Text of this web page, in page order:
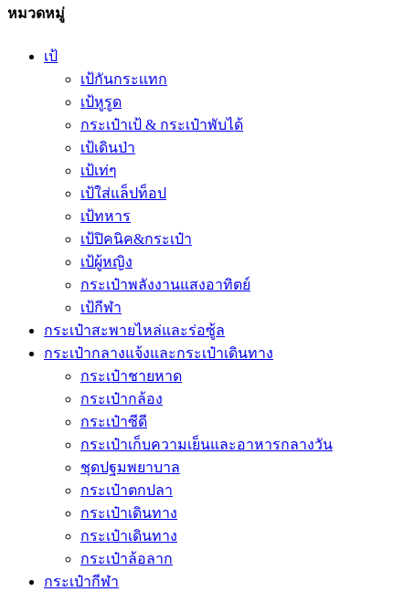
หมวดหมู่
เป้
เป้กันกระเเทก
เป้หูรูด
กระเป๋าเป้ & กระเป๋าพับได้
เป้เดินป่า
เป้เท่ๆ
เป้ใส่แล็ปท็อป
เป้ทหาร
เป้ปิคนิค&กระเป๋า
เป้ผู้หญิง
กระเป๋าพลังงานแสงอาทิตย์
เป้กีฬา
กระเป๋าสะพายไหล่และร่อซู้ล
กระเป๋ากลางแจ้งและกระเป๋าเดินทาง
กระเป๋าชายหาด
กระเป๋ากล้อง
กระเป๋าซีดี
กระเป๋าเก็บความเย็นและอาหารกลางวัน
ชุดปฐมพยาบาล
กระเป๋าตกปลา
กระเป๋าเดินทาง
กระเป๋าเดินทาง
กระเป๋าล้อลาก
กระเป๋ากีฬา